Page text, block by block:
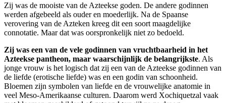
Zij was de mooiste van de Azteekse goden. De andere godinnen
werden afgebeeld als ouder en moederlijk. Na de Spaanse
verovering van de Azteken kreeg dit een soort maagdelijke
connotatie. Maar dat was oorspronkelijk niet zo bedoeld.
Zij was een van de vele godinnen van vruchtbaarheid in het
Azteekse pantheon, maar waarschijnlijk de belangrijkste. Als
jonge vrouw is het logisch dat zij een van de Azteekse godinnen van
de liefde (erotische liefde) was en een godin van schoonheid.
Bloemen zijn symbolen van liefde en de vrouwelijke anatomie in
veel Meso-Amerikaanse culturen. Daarom werd Xochiquetzal vaak